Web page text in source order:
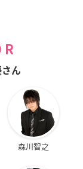
ん
森川智之